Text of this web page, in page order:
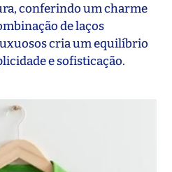
conferindo um charme
de laços
cria um equilíbrio
e sofisticação.